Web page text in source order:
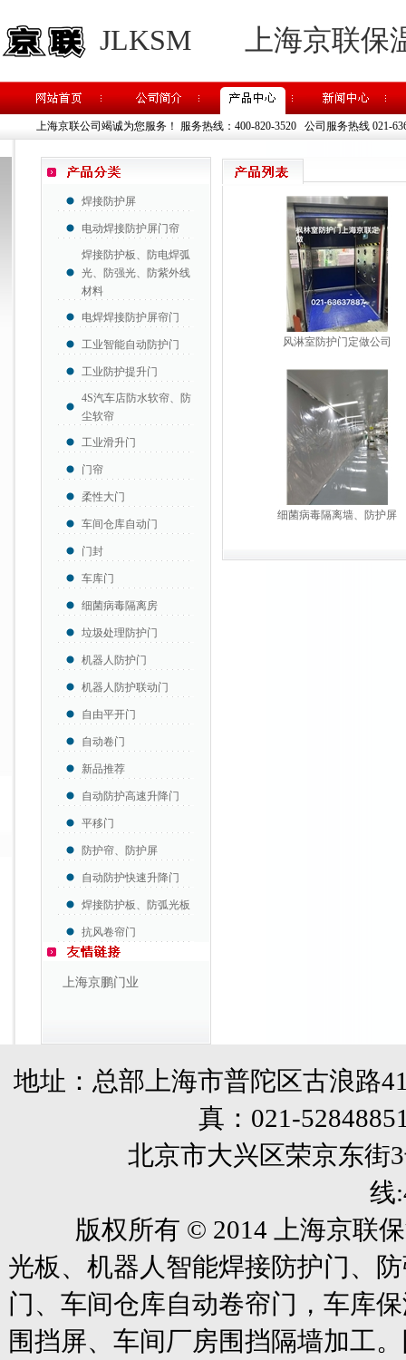
JLKSM 上海京联
上海京联公司竭诚为您服务！ 服务热线：400-820-3520 公司服务热线 021-
焊接防护屏
电动焊接防护屏门帘
焊接防护板、防电焊弧
光、防强光、防紫外线
材料
电焊焊接防护屏帘门
工业智能自动防护门
工业防护提升门
4S汽车店防水软帘、防
尘软帘
工业滑升门
门帘
柔性大门
车间仓库自动门
门封
车库门
细菌病毒隔离房
垃圾处理防护门
机器人防护门
机器人防护联动门
自由平开门
自动卷门
新品推荐
自动防护高速升降门
平移门
防护帘、防护屏
自动防护快速升降门
焊接防护板、防弧光板
抗风卷帘门
上海京鹏门业
风淋室防护门定做公司
细菌病毒隔离墙、防护屏
地址：总部上海市普陀区古浪路
真： 021-
北京市大兴区荣京东街3
线
版权所有 © 2014 上海京联
光板、机器人智能焊接防护门、
门、车间仓库自动卷帘门 ，车库
围挡屏、车间厂房围挡隔墙加工